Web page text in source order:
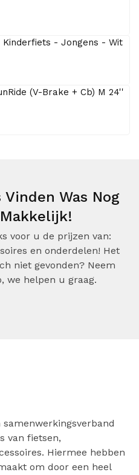
Kinderfiets - Jongens - Wit
(V-Brake + Cb) M 24''
Was Nog
voor u de prijzen van:
en onderdelen! Het
niet gevonden? Neem
we helpen u graag.
van fietsen,
Hiermee hebben
om door een heel